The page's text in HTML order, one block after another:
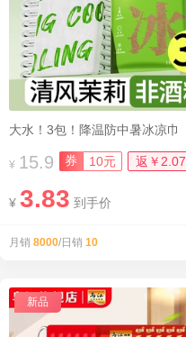
大水！3包！降温防中暑冰凉巾
¥ 15.9 券 10元 返￥2.07
¥ 3.83 到手价
月销 8000/日销 10
新品